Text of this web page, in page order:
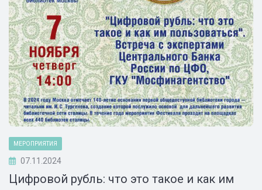
МЕРОПРИЯТИЯ
07.11.2024
Цифровой рубль: что это такое и как им